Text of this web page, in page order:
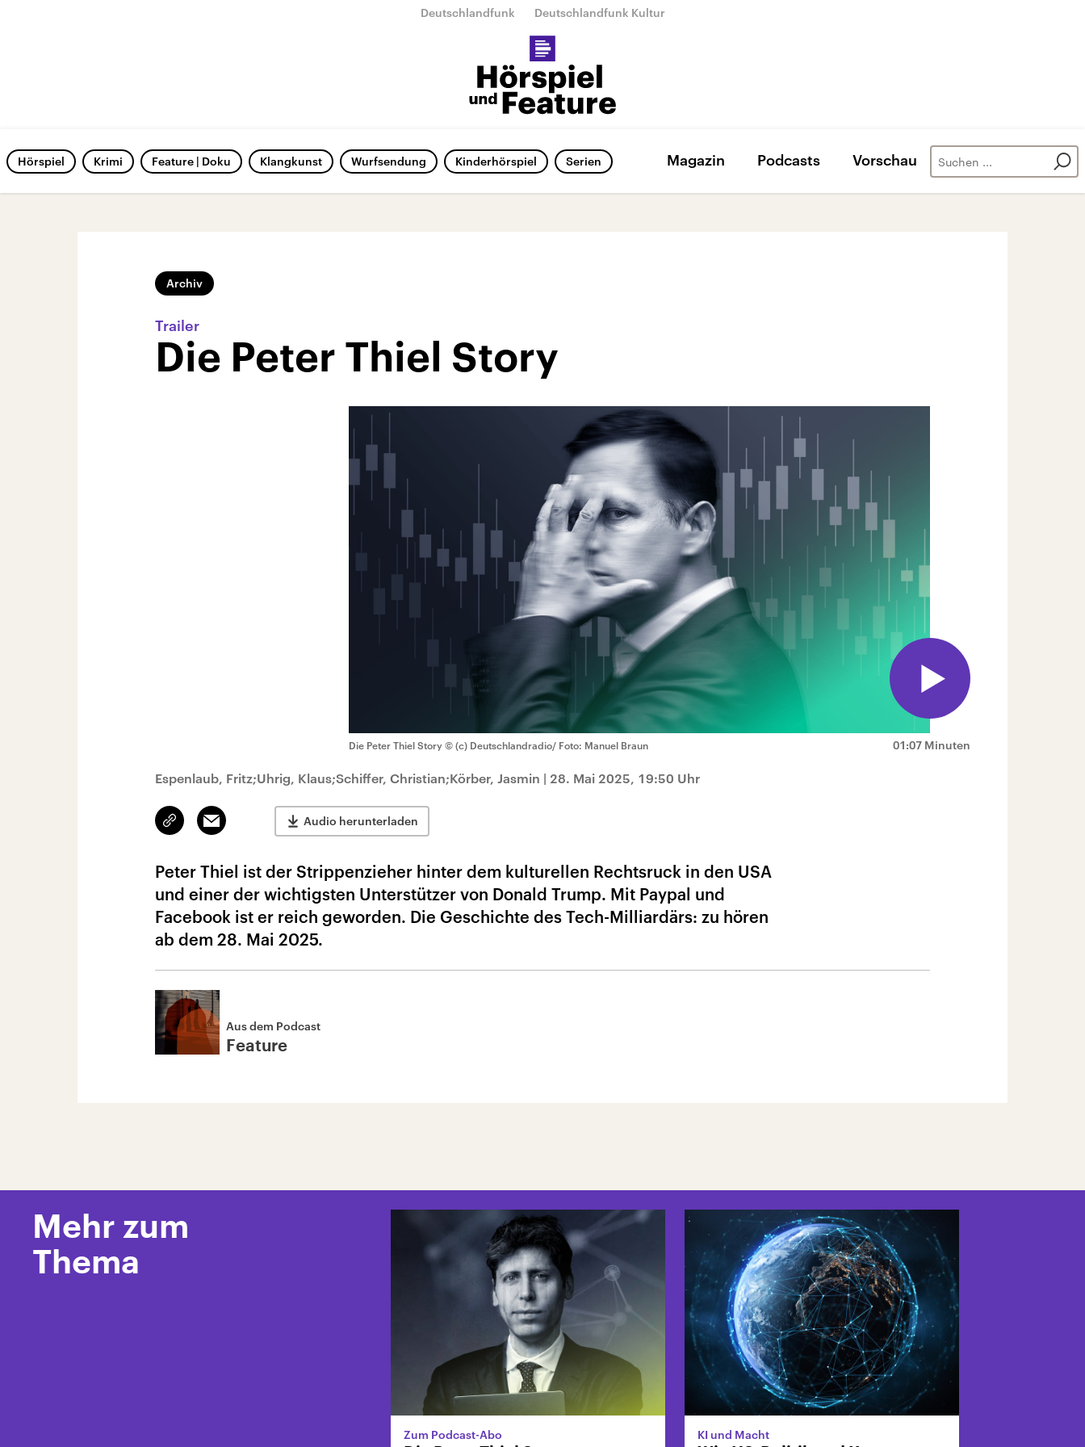
Deutschlandfunk Deutschlandfunk Kultur
Hörspiel Krimi Feature | Doku Klangkunst Wurfsendung Kinderhörspiel Serien Magazin Podcasts Vorschau
Archiv
Trailer
Die Peter Thiel Story
01:07 Minuten
Die Peter Thiel Story © (c) Deutschlandradio/ Foto: Manuel Braun
Espenlaub, Fritz;Uhrig, Klaus;Schiffer, Christian;Körber, Jasmin | 28. Mai 2025, 19:50 Uhr
Link
kopieren/teilen
Email Audio herunterladen
Peter Thiel ist der Strippenzieher hinter dem kulturellen Rechtsruck in den USA
und einer der wichtigsten Unterstützer von Donald Trump. Mit Paypal und
Facebook ist er reich geworden. Die Geschichte des Tech-Milliardärs: zu hören
ab dem 28. Mai 2025.
Aus dem Podcast
Feature
Mehr zum
Thema
Zum Podcast-Abo KI und Macht